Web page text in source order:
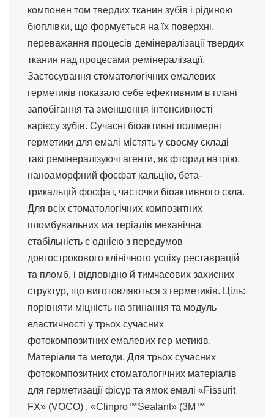
компонен том твердих тканин зубів і рідиною
біоплівки, що формується на їх поверхні,
переважання процесів демінералізації твердих
тканин над процесами ремінералізації.
Застосування стоматологічних емалевих
герметиків показало себе ефективним в плані
запобігання та зменшення інтенсивності
карієсу зубів. Сучасні біоактивні полімерні
герметики для емалі містять у своєму складі
такі ремінералізуючі агенти, як фторид натрію,
наноаморфний фосфат кальцію, бета-
трикальцій фосфат, часточки біоактивного скла.
Для всіх стоматологічних композитних
пломбувальних ма теріалів механічна
стабільність є однією з передумов
довгострокового клінічного успіху реставрацій
та пломб, і відповідно й тимчасових захисних
структур, що виготовляються з герметиків. Ціль:
порівняти міцність на згинання та модуль
еластичності у трьох сучасних
фотокомпозитних емалевих гер метиків.
Матеріали та методи. Для трьох сучасних
фотокомпозитних стоматологічних матеріалів
для герметизації фісур та ямок емалі «Fissurit
FX» (VOCO) , «Clinpro™Sealant» (3M™